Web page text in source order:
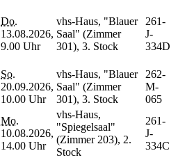
Do.
13.08.2026,
9.00 Uhr
vhs-Haus, "Blauer
Saal" (Zimmer
301), 3. Stock
261-
J-
334D
So.
20.09.2026,
10.00 Uhr
vhs-Haus, "Blauer
Saal" (Zimmer
301), 3. Stock
262-
M-
065
Mo.
10.08.2026,
14.00 Uhr
vhs-Haus,
"Spiegelsaal"
(Zimmer 203), 2.
Stock
261-
J-
334C